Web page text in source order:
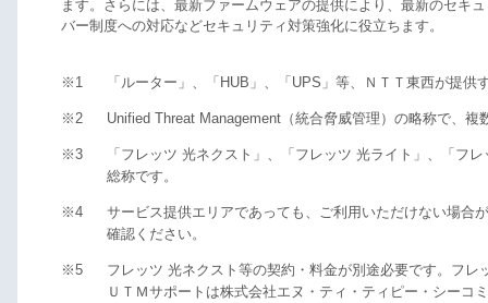
ます。さらには、最新ファームウェアの提供により、最新のセキ
バー制度への対応などセキュリティ対策強化に役立ちます。
※1 「ルーター」、「HUB」、「UPS」等、ＮＴＴ東西が提
※2 Unified Threat Management（統合脅威管理）の略称で、
※3
「フレッツ 光ネクスト」、「フレッツ 光ライト」、「フ
総称です。
※4
サービス提供エリアであっても、ご利用いただけない場合
確認ください。
※5
フレッツ 光ネクスト等の契約・料金が別途必要です。フ
ＵＴＭサポートは株式会社エヌ・ティ・ティピー・シーコ